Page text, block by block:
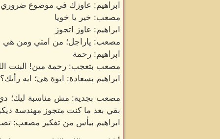
ابراهيم: عاوزك في موضوع
مصعب: خير يا خويا
ابراهيم: عاوز اتجوز
مصعب: ياراجل؛ من امتي ومن هي
ابراهيم: رحمة
مصعب بتعجب: رحمة مين! البنت
ابراهيم بسعادة: ايوة هي؛ ايه رأيك؟
مصعب بجدية: مش مناسبة ليك؛ دي
بقي بعد ما كنت متجوز مهندسة
ابراهيم بيأس من تفكير مصعب: